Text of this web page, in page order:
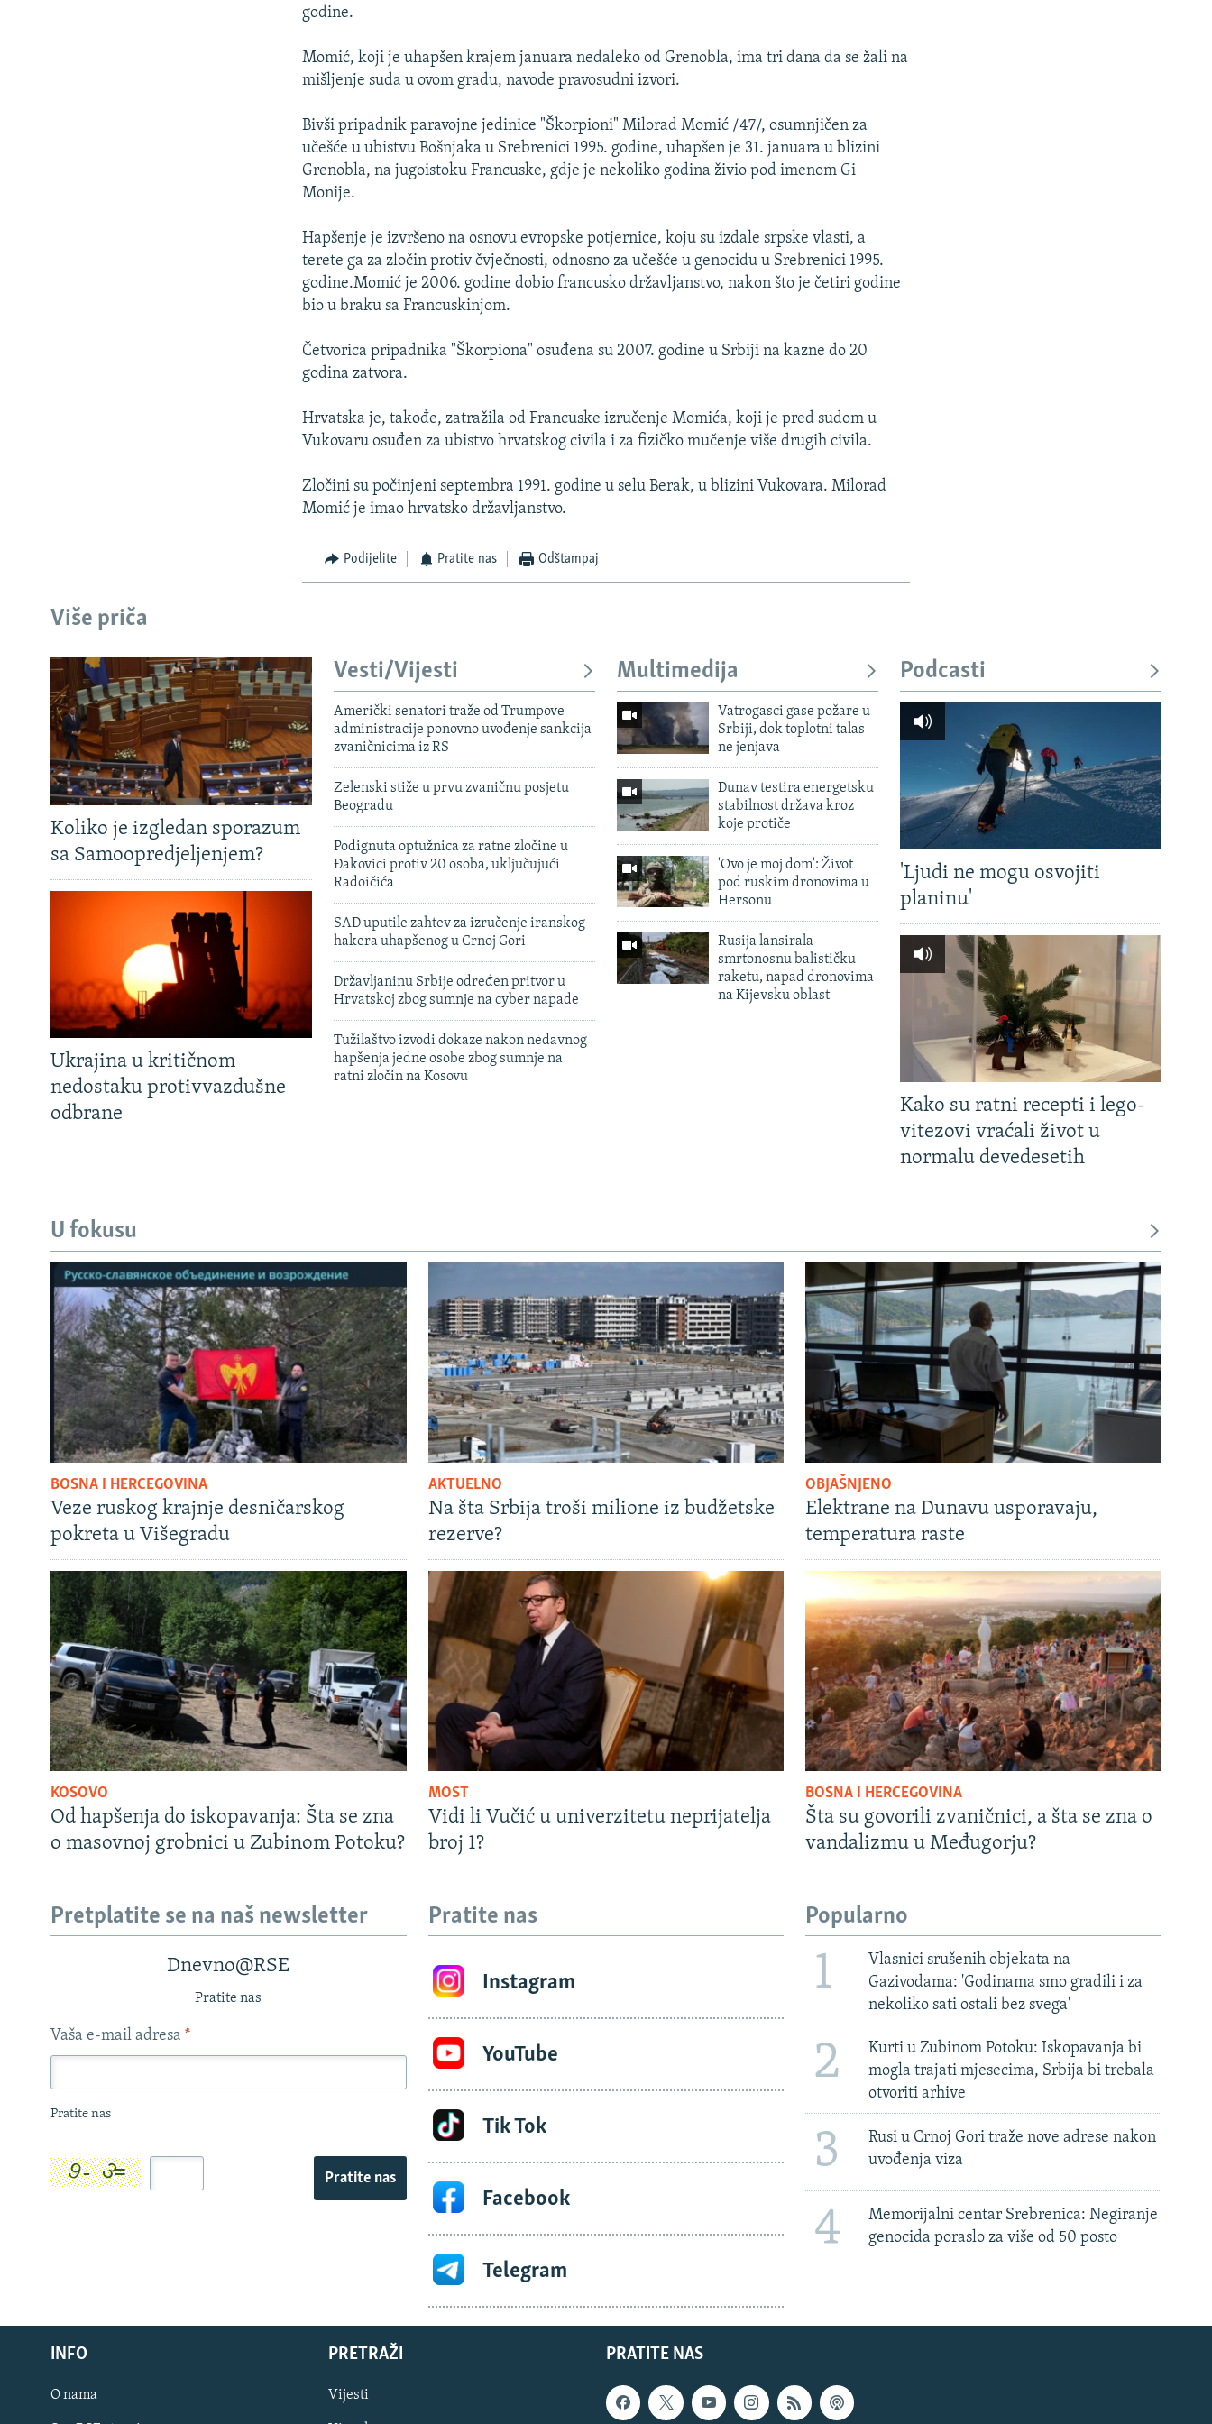
godine.
Momić, koji je uhapšen krajem januara nedaleko od Grenobla, ima tri dana da se žali na
mišljenje suda u ovom gradu, navode pravosudni izvori.
Bivši pripadnik paravojne jedinice "Škorpioni" Milorad Momić /47/, osumnjičen za
učešće u ubistvu Bošnjaka u Srebrenici 1995. godine, uhapšen je 31. januara u blizini
Grenobla, na jugoistoku Francuske, gdje je nekoliko godina živio pod imenom Gi
Monije.
Hapšenje je izvršeno na osnovu evropske potjernice, koju su izdale srpske vlasti, a
terete ga za zločin protiv čvječnosti, odnosno za učešće u genocidu u Srebrenici 1995.
godine.Momić je 2006. godine dobio francusko državljanstvo, nakon što je četiri godine
bio u braku sa Francuskinjom.
Četvorica pripadnika "Škorpiona" osuđena su 2007. godine u Srbiji na kazne do 20
godina zatvora.
Hrvatska je, takođe, zatražila od Francuske izručenje Momića, koji je pred sudom u
Vukovaru osuđen za ubistvo hrvatskog civila i za fizičko mučenje više drugih civila.
Zločini su počinjeni septembra 1991. godine u selu Berak, u blizini Vukovara. Milorad
Momić je imao hrvatsko državljanstvo.
Podijelite Pratite nas Odštampaj
Više priča
Koliko je izgledan sporazum
sa Samoopredjeljenjem?
Ukrajina u kritičnom
nedostaku protivvazdušne
odbrane
Vesti/Vijesti
Američki senatori traže od Trumpove
administracije ponovno uvođenje sankcija
zvaničnicima iz RS
Zelenski stiže u prvu zvaničnu posjetu
Beogradu
Podignuta optužnica za ratne zločine u
Đakovici protiv 20 osoba, uključujući
Radoičića
SAD uputile zahtev za izručenje iranskog
hakera uhapšenog u Crnoj Gori
Državljaninu Srbije određen pritvor u
Hrvatskoj zbog sumnje na cyber napade
Tužilaštvo izvodi dokaze nakon nedavnog
hapšenja jedne osobe zbog sumnje na
ratni zločin na Kosovu
Multimedija
Vatrogasci gase požare u
Srbiji, dok toplotni talas
ne jenjava
Dunav testira energetsku
stabilnost država kroz
koje protiče
'Ovo je moj dom': Život
pod ruskim dronovima u
Hersonu
Rusija lansirala
smrtonosnu balističku
raketu, napad dronovima
na Kijevsku oblast
Podcasti
'Ljudi ne mogu osvojiti
planinu'
Kako su ratni recepti i lego-
vitezovi vraćali život u
normalu devedesetih
U fokusu
BOSNA I HERCEGOVINA
Veze ruskog krajnje desničarskog
pokreta u Višegradu
AKTUELNO
Na šta Srbija troši milione iz budžetske
rezerve?
OBJAŠNJENO
Elektrane na Dunavu usporavaju,
temperatura raste
KOSOVO
Od hapšenja do iskopavanja: Šta se zna
o masovnoj grobnici u Zubinom Potoku?
MOST
Vidi li Vučić u univerzitetu neprijatelja
broj 1?
BOSNA I HERCEGOVINA
Šta su govorili zvaničnici, a šta se zna o
vandalizmu u Međugorju?
Pretplatite se na naš newsletter
Dnevno@RSE
Pratite nas
Vaša e-mail adresa *
Pratite nas
Pratite nas
Pratite nas
Instagram
YouTube
Tik Tok
Facebook
Telegram
Popularno
1
Vlasnici srušenih objekata na
Gazivodama: 'Godinama smo gradili i za
nekoliko sati ostali bez svega'
2
Kurti u Zubinom Potoku: Iskopavanja bi
mogla trajati mjesecima, Srbija bi trebala
otvoriti arhive
3
Rusi u Crnoj Gori traže nove adrese nakon
uvođenja viza
4
Memorijalni centar Srebrenica: Negiranje
genocida poraslo za više od 50 posto
PRATITE NAS
INFO
O nama
PRETRAŽI
Vijesti